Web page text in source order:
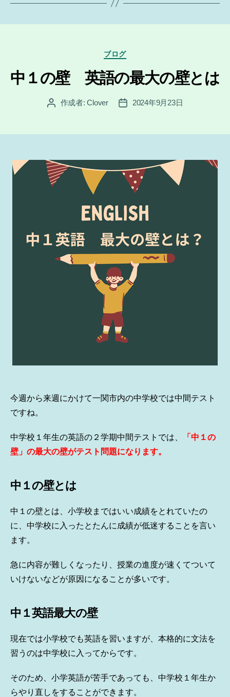
カ
テ
ゴ
リ
ブログ
中１の壁 英語の最大の壁とは
投 作成者:Clover
投
2024年9月23日
今週から来週にかけて一関市内の中学校では中間テスト
ですね。
中学校１年生の英語の２学期中間テストでは、
「中１の
壁」の最大の壁がテスト問題になります。
中１の壁とは
中１の壁とは、小学校まではいい成績をとれていたの
に、中学校に入ったとたんに成績が低迷することを言い
ます。
急に内容が難しくなったり、授業の進度が速くてついて
いけないなどが原因になることが多いです。
中１英語最大の壁
現在では小学校でも英語を習いますが、本格的に文法を
習うのは中学校に入ってからです。
そのため、小学英語が苦手であっても、中学校１年生か
らやり直しをすることができます。